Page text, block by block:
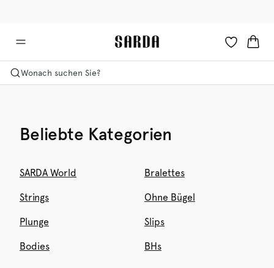
Wonach suchen Sie?
Beliebte Kategorien
SARDA World Bralettes
Strings Ohne Bügel
Plunge Slips
Bodies BHs